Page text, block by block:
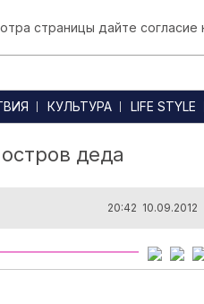
КУЛЬТУРА LIFE STYLE
деда
20:42 10.09.2012
страницы дайте согласие